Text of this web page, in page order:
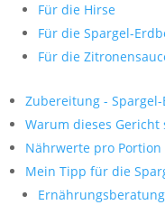
Für die Hirse
Für die Spargel-
Für die
Zubereitung -
Warum dieses Gericht
Nährwerte pro Portion
Mein Tipp für die